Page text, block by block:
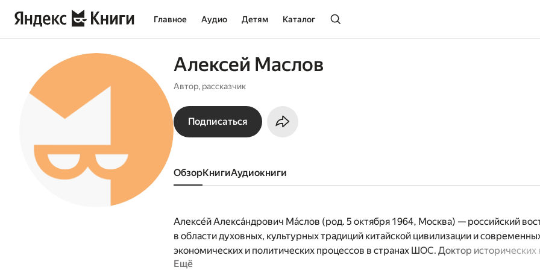
Главное Аудио Детям Каталог
Алексей Маслов
Автор, рассказчик
Подписаться
Обзор книги аудиокниги
Алексе́й Алекса́ндрович Ма́слов (род. 5 октября 1964, Москва) — российский
в области духовных, культурных традиций китайской цивилизации и
экономических и политических процессов в странах ШОС. Доктор исторических
Действительный член: Российской академии естественных наук (РАЕН),
Ещё